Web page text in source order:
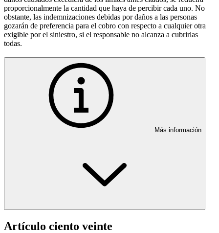
proporcionalmente la cantidad que haya de percibir cada uno. No
obstante, las indemnizaciones debidas por daños a las personas
gozarán de preferencia para el cobro con respecto a cualquier otra
exigible por el siniestro, si el responsable no alcanza a cubrirlas
todas.
Más información
Artículo ciento veinte